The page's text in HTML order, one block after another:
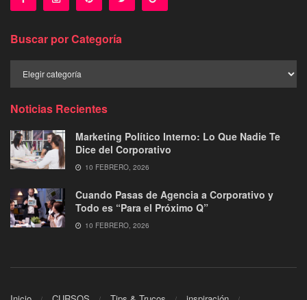
Buscar por Categoría
por
Noticias Recientes
Marketing Político Interno: Lo Que Nadie Te
Dice del Corporativo
10 FEBRERO, 2026
Cuando Pasas de Agencia a Corporativo y
Todo es “Para el Próximo Q”
10 FEBRERO, 2026